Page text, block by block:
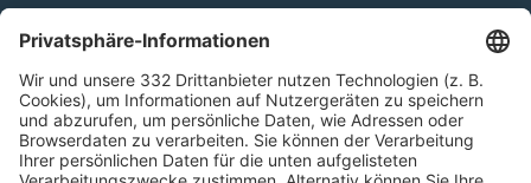
Kontakt
HÄUFIG BESUCHTE SEITEN
Pässe und Vereinswechsel
Trainerausbildung